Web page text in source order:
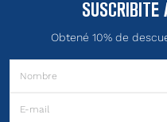
SUSCRIBITE
Obtené 10% de